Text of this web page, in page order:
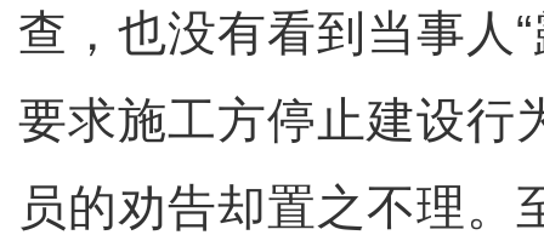
查，也没有看到当事人
要求施工方停止建设行
员的劝告却置之不理。